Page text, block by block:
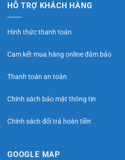
HỖ TRỢ KHÁCH HÀNG
Hình thức thanh toán
Cam kết mua hàng online đảm bảo
Thanh toán an toàn
Chính sách bảo mật thông tin
Chính sách đổi trả hoàn tiền
GOOGLE MAP